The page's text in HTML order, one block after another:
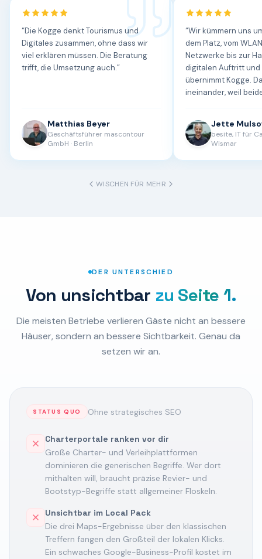
“Die Kogge denkt Tourismus und
Digitales zusammen, ohne dass wir
viel erklären müssen. Die Beratung
trifft, die Umsetzung auch.”
Matthias Beyer
Geschäftsführer mascontour
GmbH · Berlin
“Wir kümmern uns
dem Platz, vom
Netzwerke bis zur
digitalen Auftritt
übernimmt Kogge.
ineinander, weil
Jette
besite, IT für
Wismar
WISCHEN FÜR MEHR
DER UNTERSCHIED
Von unsichtbar zu Seite 1.
Die meisten Betriebe verlieren Gäste nicht an bessere
Häuser, sondern an bessere Sichtbarkeit. Genau da
setzen wir an.
STATUS QUO Ohne strategisches SEO
Charterportale ranken vor dir
Große Charter- und Verleihplattformen
dominieren die generischen Begriffe. Wer dort
mithalten will, braucht präzise Revier- und
Bootstyp-Begriffe statt allgemeiner Floskeln.
Unsichtbar im Local Pack
Die drei Maps-Ergebnisse über den klassischen
Treffern fangen den Großteil der lokalen Klicks.
Ein schwaches Google-Business-Profil kostet im